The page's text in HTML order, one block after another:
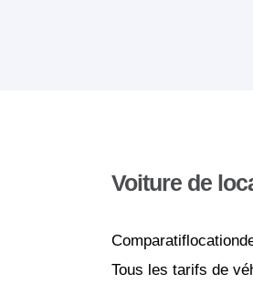
Voiture de
Tous les tarifs de